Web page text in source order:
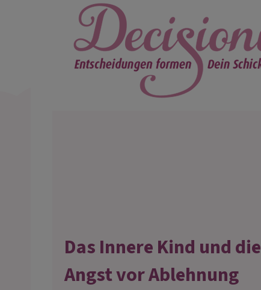
Das Innere Kind und die
Angst vor Ablehnung